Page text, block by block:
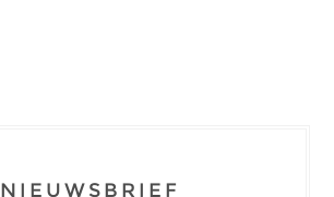
NIEUWSBRIEF